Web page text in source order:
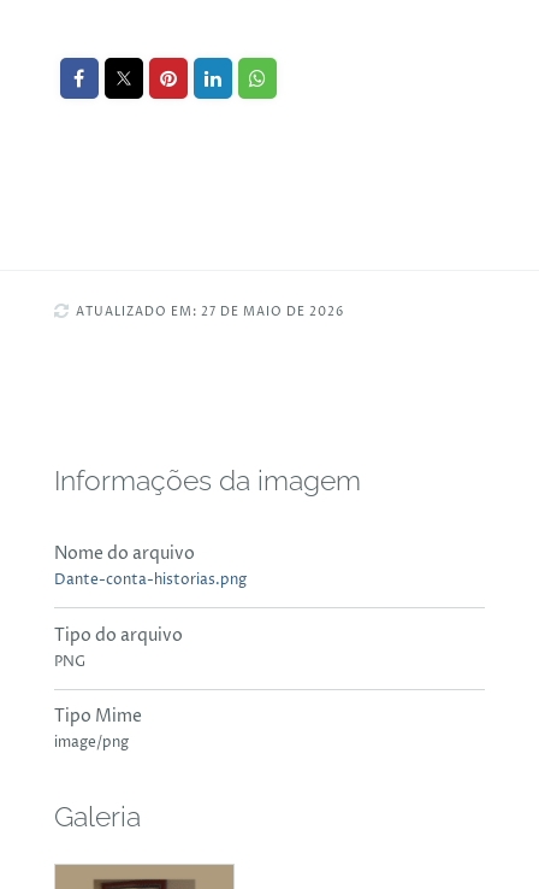
ATUALIZADO EM: 27 DE MAIO DE 2026
Informações da imagem
Nome do arquivo
Dante-conta-historias.png
Tipo do arquivo
PNG
Tipo Mime
image/png
Galeria